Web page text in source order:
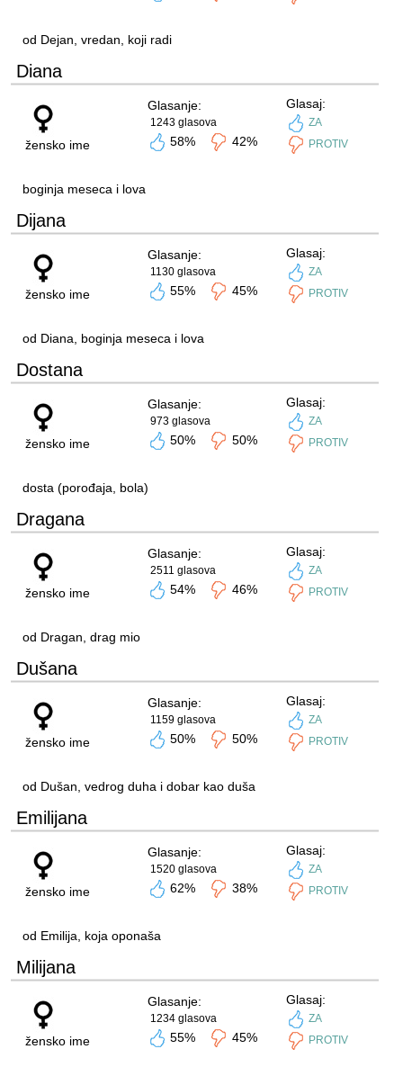
od Dejan, vredan, koji radi
Diana
žensko ime
Glasanje:
1243 glasova
58% 42%
Glasaj:
ZA
PROTIV
boginja meseca i lova
Dijana
žensko ime
Glasanje:
1130 glasova
55% 45%
Glasaj:
ZA
PROTIV
od Diana, boginja meseca i lova
Dostana
žensko ime
Glasanje:
973 glasova
50% 50%
Glasaj:
ZA
PROTIV
dosta (porođaja, bola)
Dragana
žensko ime
Glasanje:
2511 glasova
54% 46%
Glasaj:
ZA
PROTIV
od Dragan, drag mio
Dušana
žensko ime
Glasanje:
1159 glasova
50% 50%
Glasaj:
ZA
PROTIV
od Dušan, vedrog duha i dobar kao duša
Emilijana
žensko ime
Glasanje:
1520 glasova
62% 38%
Glasaj:
ZA
PROTIV
od Emilija, koja oponaša
Milijana
žensko ime
Glasanje:
1234 glasova
55% 45%
Glasaj:
ZA
PROTIV